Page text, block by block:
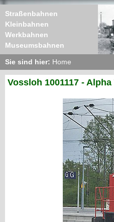
Straßenbahnen
Kleinbahnen
Werkbahnen
Museumsbahnen
Sie sind hier: Home
Vossloh 1001117 -